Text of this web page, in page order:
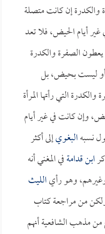
والكدرة إن كانت متصلة
أيام الحيض، فلا تعد
الصفرة والكدرة
ليست بحيض، بل
التي رأتها المرأة
وإن كانت في غير أيام
نسبهالبغويإلى أكثر
ابن قدامةفي المغني أنه
وهو رأيالليث
من مراجعة كتاب
مذهب الشافعية أنهم